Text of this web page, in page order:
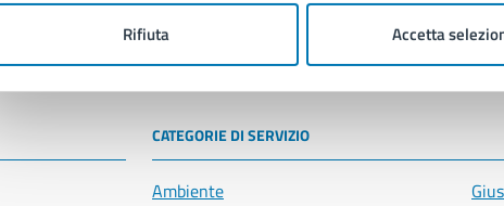
Rifiuta Accetta
Comune di Napoli
CATEGORIE DI SERVIZIO
Ambiente